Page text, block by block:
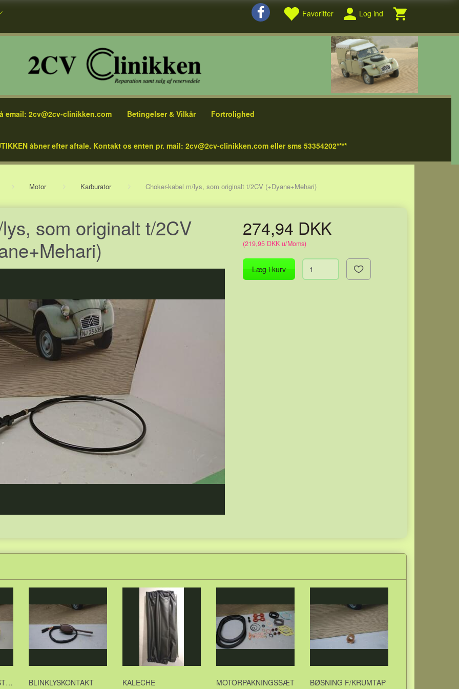
Favoritter Log ind
email: 2cv@2cv-clinikken.com Betingelser & Vilkår Fortrolighed
åbner efter aftale. Kontakt os enten pr. mail: 2cv@2cv-clinikken.com eller sms 53354202****
Motor Karburator Choker-kabel m/lys, som originalt t/2CV (+Dyane+Mehari)
som originalt t/2CV
274,94 DKK
(219,95 DKK u/Moms)
Læg i kurv
BLINKLYSKONTAKT
KALECHE
MOTORPAKNINGSSÆT
BØSNING F/KRUMTAP